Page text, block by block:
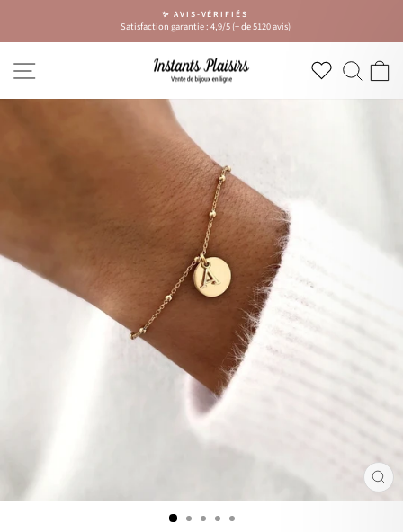
contenu
Diaporama
Pause
✨ AVIS-VÉRIFIÉS
Satisfaction garantie : 4,9/5 (+ de 5120 avis)